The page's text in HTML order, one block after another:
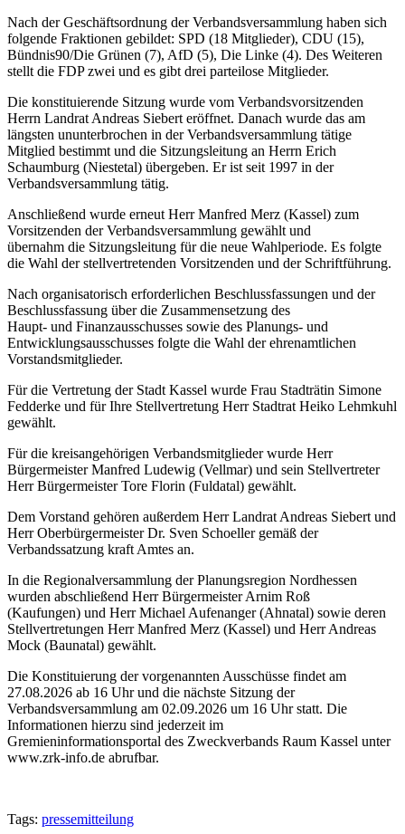
Nach der Geschäftsordnung der Verbandsversammlung haben sich
folgende Fraktionen gebildet: SPD (18 Mitglieder), CDU (15),
Bündnis90/Die Grünen (7), AfD (5), Die Linke (4). Des Weiteren
stellt die FDP zwei und es gibt drei parteilose Mitglieder.
Die konstituierende Sitzung wurde vom Verbandsvorsitzenden
Herrn Landrat Andreas Siebert eröffnet. Danach wurde das am
längsten ununterbrochen in der Verbandsversammlung tätige
Mitglied bestimmt und die Sitzungsleitung an Herrn Erich
Schaumburg (Niestetal) übergeben. Er ist seit 1997 in der
Verbandsversammlung tätig.
Anschließend wurde erneut Herr Manfred Merz (Kassel) zum
Vorsitzenden der Verbandsversammlung gewählt und
übernahm die Sitzungsleitung für die neue Wahlperiode. Es folgte
die Wahl der stellvertretenden Vorsitzenden und der Schriftführung.
Nach organisatorisch erforderlichen Beschlussfassungen und der
Beschlussfassung über die Zusammensetzung des
Haupt- und Finanzausschusses sowie des Planungs- und
Entwicklungsausschusses folgte die Wahl der ehrenamtlichen
Vorstandsmitglieder.
Für die Vertretung der Stadt Kassel wurde Frau Stadträtin Simone
Fedderke und für Ihre Stellvertretung Herr Stadtrat Heiko Lehmkuhl
gewählt.
Für die kreisangehörigen Verbandsmitglieder wurde Herr
Bürgermeister Manfred Ludewig (Vellmar) und sein Stellvertreter
Herr Bürgermeister Tore Florin (Fuldatal) gewählt.
Dem Vorstand gehören außerdem Herr Landrat Andreas Siebert und
Herr Oberbürgermeister Dr. Sven Schoeller gemäß der
Verbandssatzung kraft Amtes an.
In die Regionalversammlung der Planungsregion Nordhessen
wurden abschließend Herr Bürgermeister Arnim Roß
(Kaufungen) und Herr Michael Aufenanger (Ahnatal) sowie deren
Stellvertretungen Herr Manfred Merz (Kassel) und Herr Andreas
Mock (Baunatal) gewählt.
Die Konstituierung der vorgenannten Ausschüsse findet am
27.08.2026 ab 16 Uhr und die nächste Sitzung der
Verbandsversammlung am 02.09.2026 um 16 Uhr statt. Die
Informationen hierzu sind jederzeit im
Gremieninformationsportal des Zweckverbands Raum Kassel unter
www.zrk-info.de abrufbar.
Tags: pressemitteilung